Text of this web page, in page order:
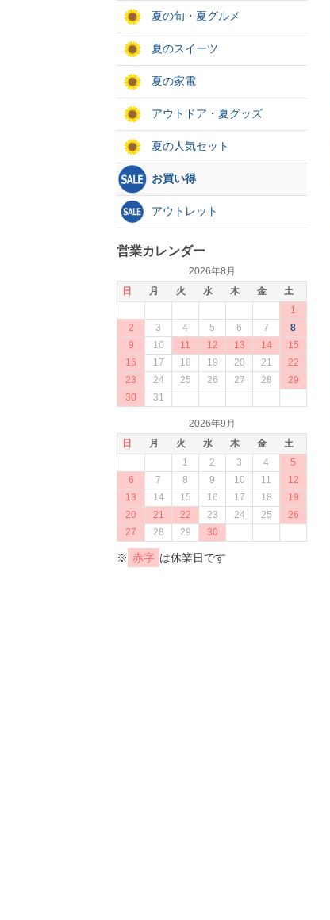
夏の旬・夏グルメ
夏のスイーツ
夏の家電
アウトドア・夏グッズ
夏の人気セット
お買い得
アウトレット
営業カレンダー
2026年8月
日
月 火 水 木 金
土
1
2
3 4 5 6 7
8
9
10 11 12 13 14
15
16
17 18 19 20 21
22
23
24 25 26 27 28
29
30
31
2026年9月
日
月 火 水 木 金
土
1
2 3 4
5
6
7 8 9 10 11
12
13
14 15 16 17 18
19
20
21 22 23 24 25
26
27
28 29 30
※ 赤字 は休業日です